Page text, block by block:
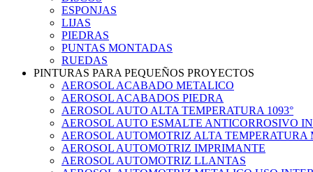
ESPONJAS
LIJAS
PIEDRAS
PUNTAS MONTADAS
RUEDAS
PINTURAS PARA PEQUEÑOS PROYECTOS
AEROSOL ACABADO METALICO
AEROSOL ACABADOS PIEDRA
AEROSOL AUTO ALTA TEMPERATURA 1093°
AEROSOL AUTO ESMALTE ANTICORROSIVO
AEROSOL AUTOMOTRIZ ALTA TEMPERATURA
AEROSOL AUTOMOTRIZ IMPRIMANTE
AEROSOL AUTOMOTRIZ LLANTAS